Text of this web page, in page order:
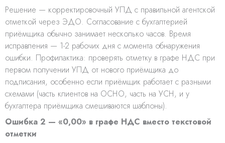
Решение — корректировочный УПД с правильной агентской
отметкой через ЭДО. Согласование с бухгалтерией
приёмщика обычно занимает несколько часов. Время
исправления — 1-2 рабочих дня с момента обнаружения
ошибки. Профилактика: проверять отметку в графе НДС при
первом получении УПД от нового приёмщика до
подписания, особенно если приёмщик работает с разными
схемами (часть клиентов на ОСНО, часть на УСН, и у
бухгалтера приёмщика смешиваются шаблоны).
Ошибка 2 — «0,00» в графе НДС вместо текстовой
отметки